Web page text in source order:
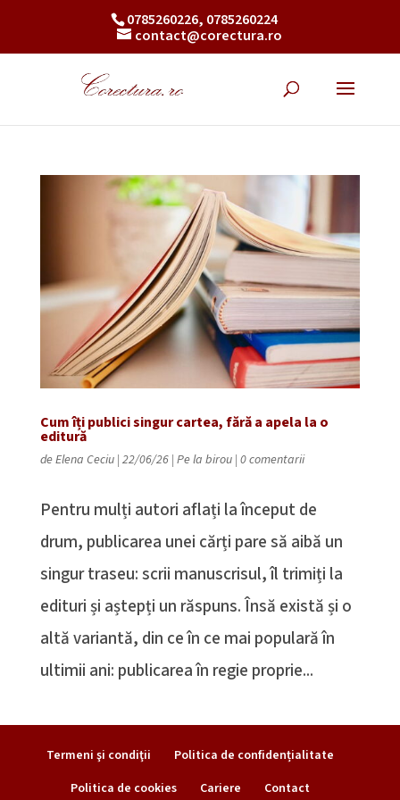
0785260226, 0785260224
contact@corectura.ro
Cum îți publici singur cartea, fără a apela la o
editură
deElena Ceciu| 22/06/26| Pe la birou| 0 comentarii
Pentru mulți autori aflați la început de
drum, publicarea unei cărți pare să aibă un
singur traseu: scrii manuscrisul, îl trimiți la
edituri și aștepți un răspuns. Însă există și o
altă variantă, din ce în ce mai populară în
ultimii ani: publicarea în regie proprie...
Termeni şi condiţii
Politica de confidențialitate
Politica de cookies
Cariere Contact